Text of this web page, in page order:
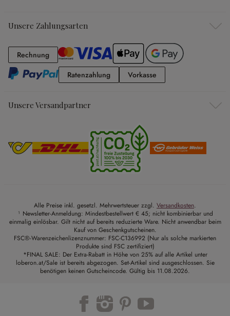
Unsere Zahlungsarten
RechnungRechnung
RatenzahlungRatenzahlung
Vorkasse
Unsere Versandpartner
Alle Preise inkl. gesetzl. Mehrwertsteuer zzgl. Versandkosten.
¹ Newsletter-Anmeldung: Mindestbestellwert € 45; nicht kombinierbar und
einmalig einlösbar. Gilt nicht auf bereits reduzierte Ware. Nicht anwendbar beim
Kauf von Geschenkgutscheinen.
FSC®-Warenzeichenlizenznummer: FSC-C136992 (Nur als solche markierten
Produkte sind FSC zertifiziert)
*FINAL SALE: Der Extra-Rabatt in Höhe von 25% auf alle Artikel unter
loberon.at/Sale ist bereits abgezogen. Set-Artikel sind ausgeschlossen. Sie
benötigen keinen Gutscheincode. Gültig bis 11.08.2026.